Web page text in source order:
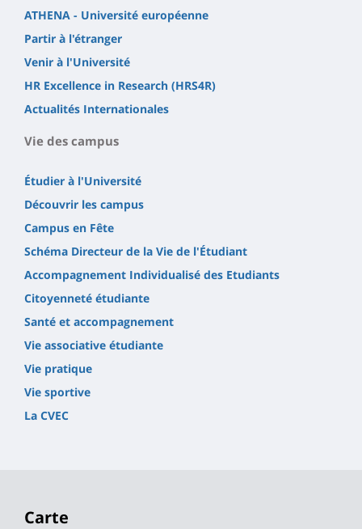
ATHENA - Université européenne
Partir à l'étranger
Venir à l'Université
HR Excellence in Research (HRS4R)
Actualités Internationales
Vie des campus
Étudier à l'Université
Découvrir les campus
Campus en Fête
Schéma Directeur de la Vie de l'Étudiant
Accompagnement Individualisé des Etudiants
Citoyenneté étudiante
Santé et accompagnement
Vie associative étudiante
Vie pratique
Vie sportive
La CVEC
Carte